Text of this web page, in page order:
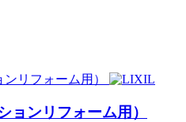
ンリフォーム用）